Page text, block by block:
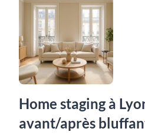
Home staging à
avant/après